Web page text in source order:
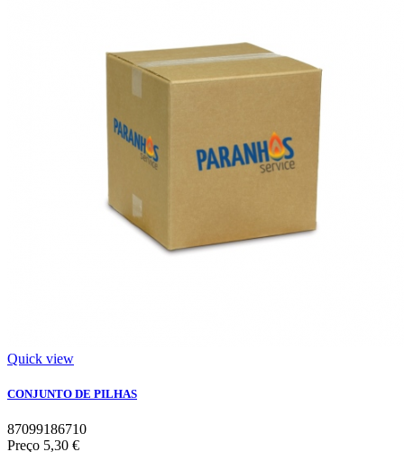
Quick view
CONJUNTO DE PILHAS
87099186710
Preço 5,30 €